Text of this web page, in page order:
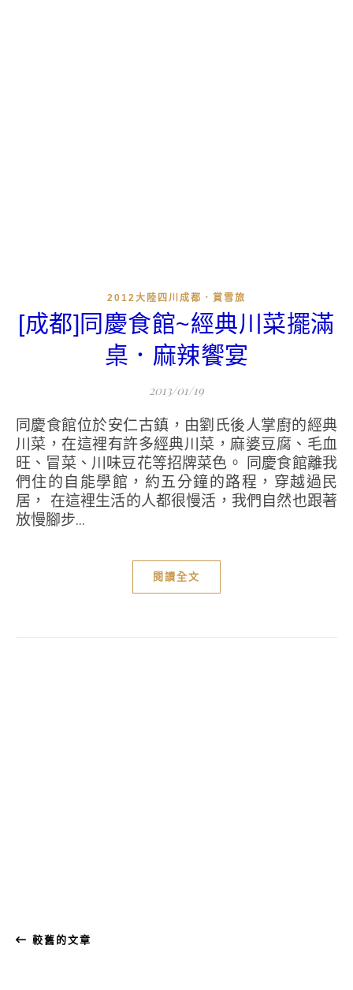
2012大陸四川成都．賞雪旅
[成都]同慶食館~經典川菜擺滿
桌．麻辣饗宴
2013/01/19
同慶食館位於安仁古鎮，由劉氏後人掌廚的經典
川菜，在這裡有許多經典川菜，麻婆豆腐、毛血
旺、冒菜、川味豆花等招牌菜色。 同慶食館離我
們住的自能學館，約五分鐘的路程，穿越過民
居， 在這裡生活的人都很慢活，我們自然也跟著
放慢腳步...
閱讀全文
較舊的文章